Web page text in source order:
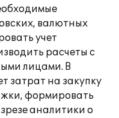
валютных
учет
расчеты с
лицами. В
затрат на закупку
формировать
аналитики о